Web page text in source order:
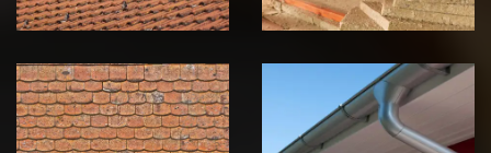
démoussage de
toiture 39
Jura
pose de
gouttière 39
Jura